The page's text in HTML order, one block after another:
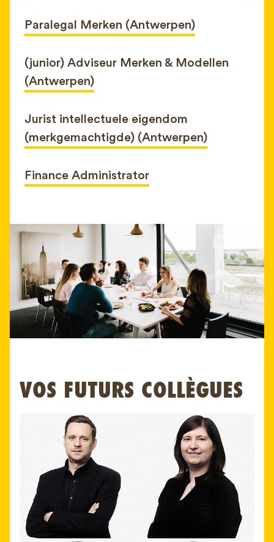
Paralegal Merken (Antwerpen)
(junior) Adviseur Merken & Modellen
(Antwerpen)
Jurist intellectuele eigendom
(merkgemachtigde) (Antwerpen)
Finance Administrator
VOS FUTURS COLLÈGUES